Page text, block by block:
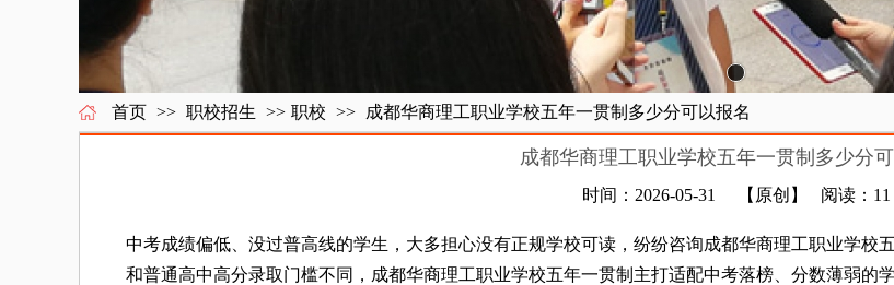
首页 >> 职校招生 >> 职校 >> 成都华商理工职业学校五年一贯制多少分可以报名
成都华商理工职业学校五年一贯制多少分
时间：2026-05-31 【原创】 阅读：11
中考成绩偏低、没过普高线的学生，大多担心没有正规学校可读，纷纷咨询成都华商理工职业学校
和普通高中高分录取门槛不同，成都华商理工职业学校五年一贯制主打适配中考落榜、分数薄弱的